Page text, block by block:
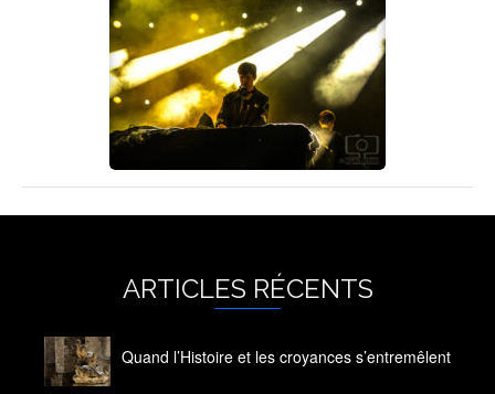
ARTICLES RÉCENTS
Quand l’Histoire et les croyances s’entremêlent